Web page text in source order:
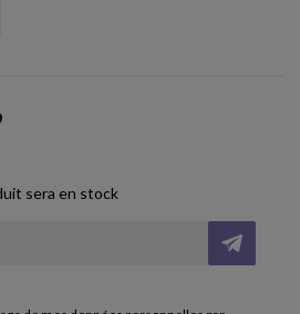
sera en stock